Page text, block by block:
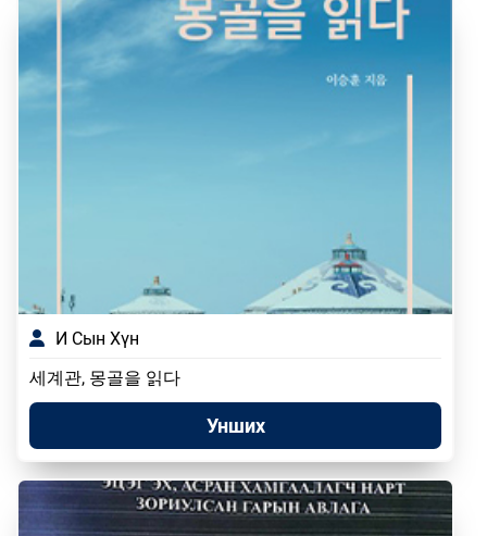
И Сын Хүн
세계관, 몽골을 읽다
Унших